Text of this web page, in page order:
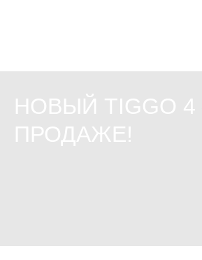
НОВЫЙ TIGGO
ПРОДАЖЕ!